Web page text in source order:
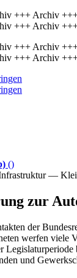
+++ Archiv
+++ Archiv
+++ Archiv
+++ Archiv
()
—
zur
der
werfen viele
und